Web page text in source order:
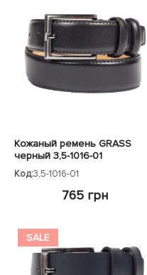
Кожаный ремень GRASS
черный 3,5-1016-01
Код:3,5-1016-01
765 грн
SALE